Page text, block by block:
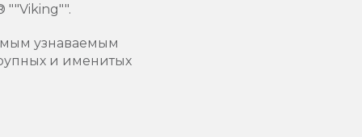
""Viking"".
узнаваемым
и именитых